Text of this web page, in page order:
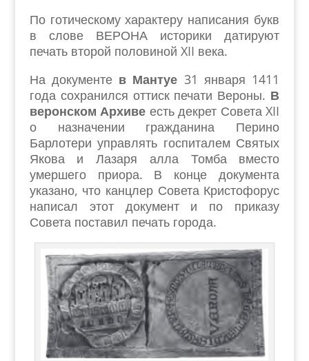
По готическому характеру написания букв
в слове ВЕРОНА историки датируют
печать второй половиной XII века.
На документев Мантуе 31 января 1411
года сохранился оттиск печати Вероны. В
веронском Архиве есть декрет Совета XII
о назначении гражданина Перино
Барлотери управлять госпиталем Святых
Якова и Лазаря алла Томба вместо
умершего приора. В конце документа
указано, что канцлер Совета Кристофорус
написал этот документ и по приказу
Совета поставил печать города.